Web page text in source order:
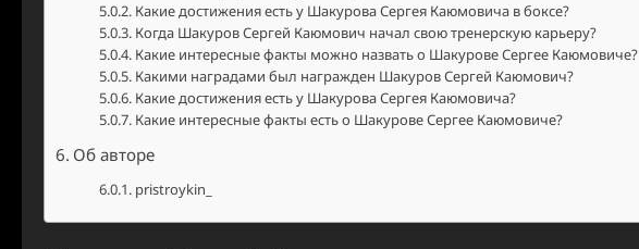
Какие достижения есть у Шакурова Сергея Каюмовича в боксе?
Когда Шакуров Сергей Каюмович начал свою тренерскую карьеру?
Какие интересные факты можно назвать о Шакурове Сергее Каюмовиче?
Какими наградами был награжден Шакуров Сергей Каюмович?
Какие достижения есть у Шакурова Сергея Каюмовича?
Какие интересные факты есть о Шакурове Сергее Каюмовиче?
Об авторе
pristroykin_